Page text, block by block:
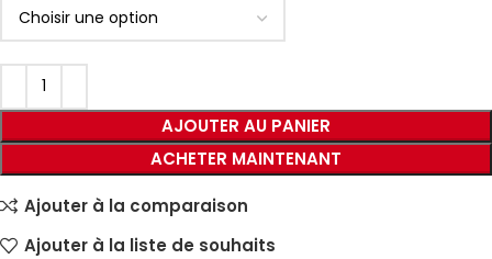
AJOUTER AU PANIER
ACHETER MAINTENANT
Ajouter à la comparaison
Ajouter à la liste de souhaits